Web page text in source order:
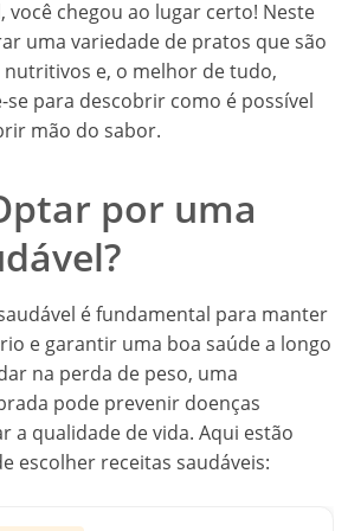
você chegou ao lugar certo! Neste
uma variedade de pratos que são
e, o melhor de tudo,
se para descobrir como é possível
mão do sabor.
por uma
é fundamental para manter
e garantir uma boa saúde a longo
na perda de peso, uma
pode prevenir doenças
a qualidade de vida. Aqui estão
escolher receitas saudáveis: